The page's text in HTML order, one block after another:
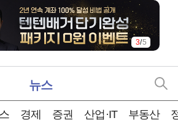
3/5
뉴스
경제 증권 산업·IT 부동산